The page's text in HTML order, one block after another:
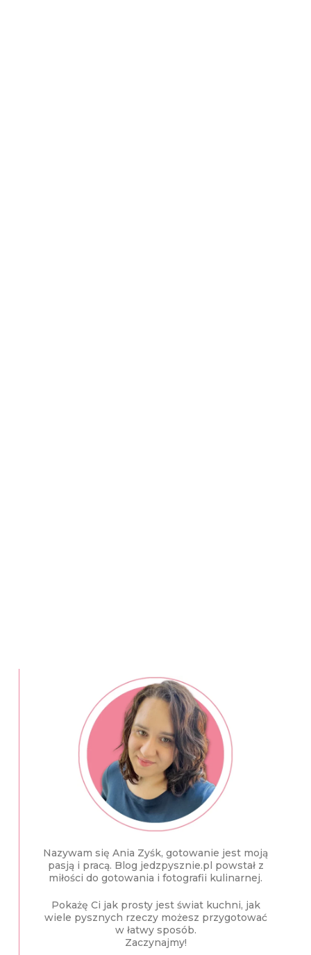
Nazywam się Ania Zyśk, gotowanie jest moją
pasją i pracą. Blog jedzpysznie.pl powstał z
miłości do gotowania i fotografii kulinarnej.
Pokażę Ci jak prosty jest świat kuchni, jak
wiele pysznych rzeczy możesz przygotować
w łatwy sposób.
Zaczynajmy!